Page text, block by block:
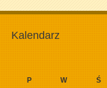
Kalendarz
P W Ś